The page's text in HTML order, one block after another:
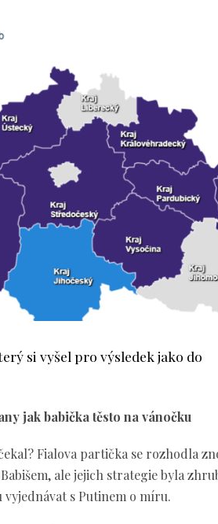
si vyšel pro výsledek jako do
jak babička těsto na vánočku
Fialova partička se rozhodla
ale jejich strategie byla
s Putinem o míru.